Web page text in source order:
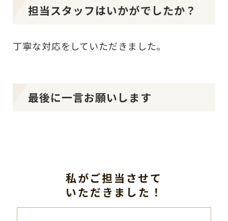
担当スタッフはいかがでしたか？
丁寧な対応をしていただきました。
最後に一言お願いします
私がご担当させて
いただきました！